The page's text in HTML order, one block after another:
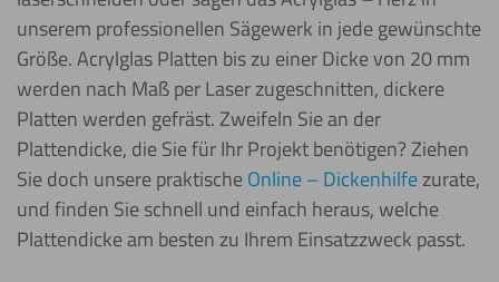
unserem professionellen Sägewerk in jede gewünschte
Größe. Acrylglas Platten bis zu einer Dicke von 20 mm
werden nach Maß per Laser zugeschnitten, dickere
Platten werden gefräst. Zweifeln Sie an der
Plattendicke, die Sie für Ihr Projekt benötigen? Ziehen
Sie doch unsere praktischeOnline – Dickenhilfezurate,
und finden Sie schnell und einfach heraus, welche
Plattendicke am besten zu Ihrem Einsatzzweck passt.